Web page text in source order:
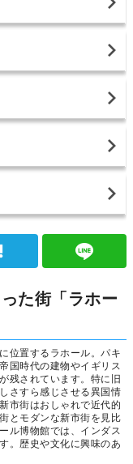
た街「ラホー
位置するラホール。パキ
国時代の建物やイギリス
残されています。特に旧
さすら感じさせる異国情
市街はおしゃれで近代的
とモダンな新市街を見比
ル博物館では、インダス
。歴史や文化に興味のあ